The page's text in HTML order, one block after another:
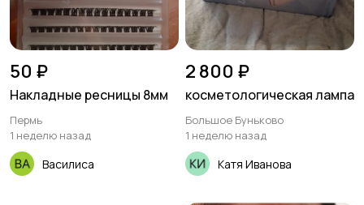
50 ₽
Накладные ресницы 8мм
Пермь
1 неделю назад
Василиса
2 800 ₽
косметологическая лампа
Большое Буньково
1 неделю назад
Катя Иванова